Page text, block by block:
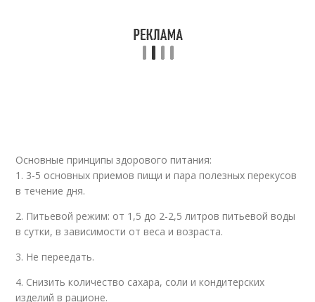
Основные принципы здорового питания:
1. 3-5 основных приемов пищи и пара полезных перекусов
в течение дня.
2. Питьевой режим: от 1,5 до 2-2,5 литров питьевой воды
в сутки, в зависимости от веса и возраста.
3. Не переедать.
4. Снизить количество сахара, соли и кондитерских
изделий в рационе.